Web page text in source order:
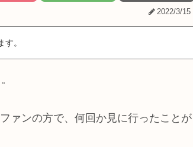
2022/3/15
。
ァンの方で、何回か見に行ったことが